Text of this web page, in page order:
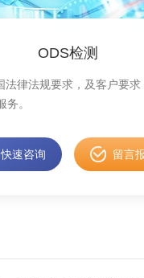
ODS检测
法律法规要求，及客户要
务。
快速咨询 留言